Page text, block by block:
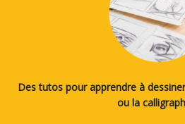
Des tutos pour apprendre à
ou la